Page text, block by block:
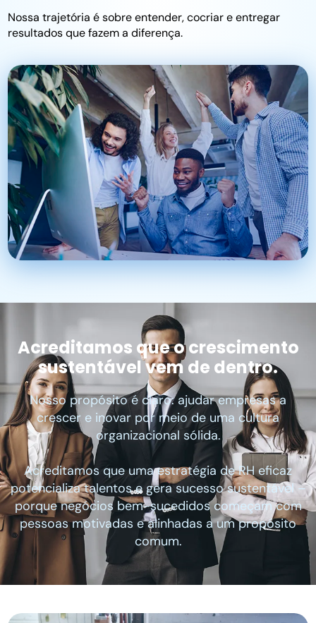
Nossa trajetória é sobre entender, cocriar e entregar
resultados que fazem a diferença.
Acreditamos que o crescimento
sustentável vem de dentro.
Nosso propósito é claro: ajudar empresas a
crescer e inovar por meio de uma cultura
organizacional sólida.
Acreditamos que uma estratégia de RH eficaz
potencializa talentos e gera sucesso sustentável –
porque negócios bem-sucedidos começam com
pessoas motivadas e alinhadas a um propósito
comum.